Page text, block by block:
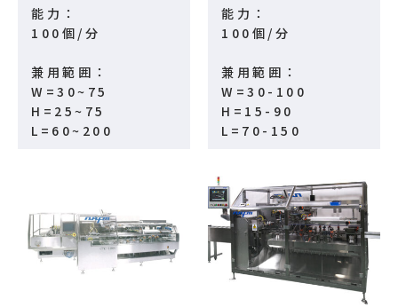
能力：
100個/分
兼用範囲：
W=30~75
H=25~75
L=60~200
能力：
100個/分
兼用範囲：
W=30-100
H=15-90
L=70-150